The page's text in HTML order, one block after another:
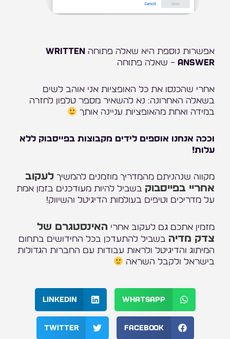
אפשרות נוספת היא שאלה פתוחה Written
Answer – שאלה פתוחה
אחרי שהכנסו את כל האופציות אני אוהב לשים
בשאלה האחרונה: נא להשאיר מספר טלפון לחזרה
במידה ואחת מהאופציות עניינה אותך
וככה אנחנו אוספים לידים מקבוצות בפייסבוק ללא
עלות!
מקווה שנהניתם מהמדריך מוזמנים להמשיך לעקוב
אחריי בפייסבוק בשביל להיות מעודכנים בזמן אמת
על מדריכים וטיפים בעולמות הדיגיטל והשיווק!
מזמין אתכם גם לעקוב אחרי האינסטגרם של
צדק מדיה בשביל להתעדכן בכל החידושים בתחום
המיתוג והדיגיטל ולראות עבודות עם החברות הגדולות
בישראל ולקבל השראה
WhatsApp
LinkedIn
Facebook
Twitter